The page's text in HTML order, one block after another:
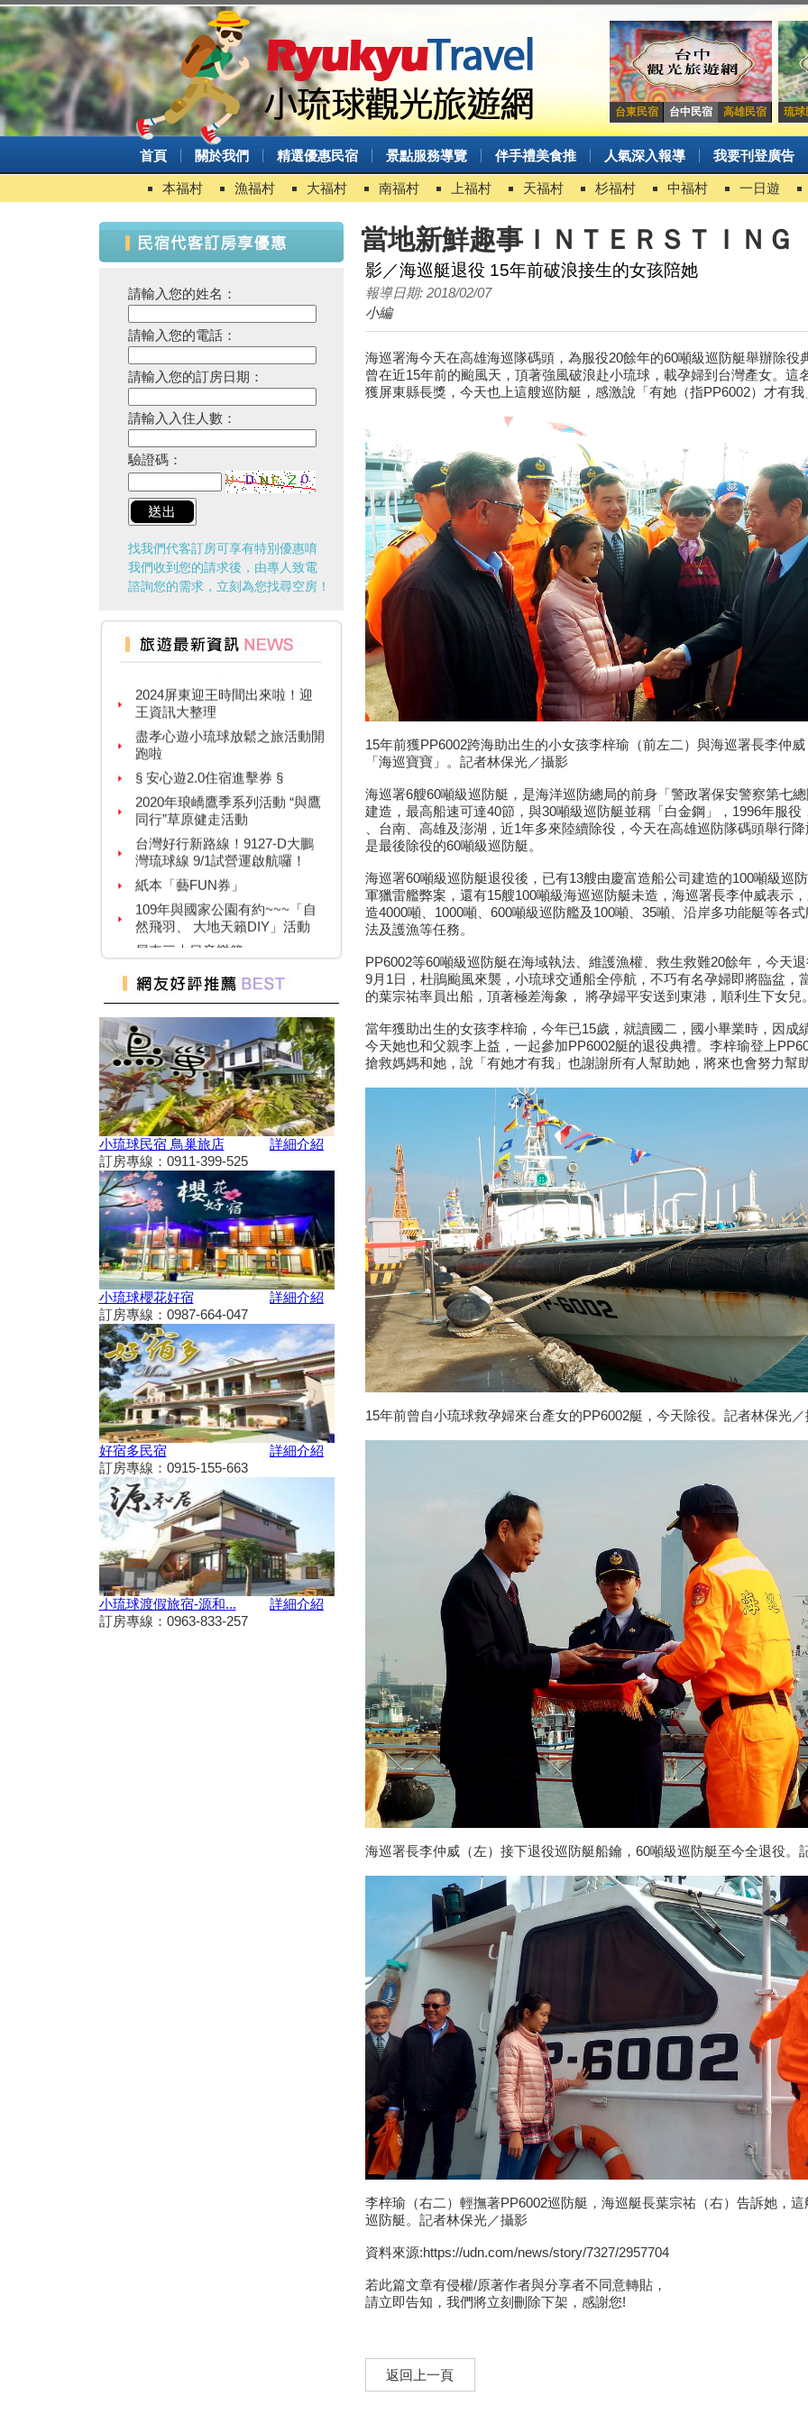
台東民宿 台中民宿 高雄民宿 琉球
首頁 關於我們 精選優惠民宿 景點服務導覽 伴手禮美食推 人氣深入報導 我要刊登廣告
本福村 漁福村 大福村 南福村 上福村 天福村 杉福村 中福村 一日遊
請輸入您的姓名：
請輸入您的電話：
請輸入您的訂房日期：
請輸入入住人數：
驗證碼：
找我們代客訂房可享有特別優惠唷
我們收到您的請求後，由專人致電
諮詢您的需求，立刻為您找尋空房！
量小禮物可以拿
王資訊大整理
盡孝心遊小琉球放鬆之旅活動開
跑啦
§ 安心遊2.0住宿進擊券 §
2020年琅嶠鷹季系列活動 “與鷹
同行”草原健走活動
台灣好行新路線！9127-D大鵬
灣琉球線 9/1試營運啟航囉！
紙本「藝FUN券」
109年與國家公園有約~~~「自
然飛羽、 大地天籟DIY」活動
屏東三大日音樂節~
2020大鵬灣帆船生活節
墾丁國家公園舉辦『潮向海洋玩
科學』活動
7/4-7/31東港吃冰趣 ice仲夏潮口
味【系列活動】
高鐵首推澎湖交通聯票 超夯小
琉球行程繼續賣
【墾丁後壁湖美食推薦】後壁湖
生魚片|邱家生魚片|傳說中的百
元生魚片|空運來台新鮮生魚片|
2019擴大國旅秋冬夜市抵用卷
優惠活動
2019擴大國旅秋冬住宿優惠活
動
秋冬擴大國旅補助離島加碼怎麼
用？老司機分享連續技
108年潮州賽神蝦暨小農市集活
動
單車騎遊聽風看海，體驗台灣燈
塔極點濱海小鎮風貌 一起Light
up Taiwan
Hi~枋寮有藝市
單車環島遊台灣國際入口網站
Taiwan on 2 Wheels
第四屆「小琉球愛龜淨灘接力
賽」活動，7/13小琉球龍蝦洞海
灘展開！
屏東大鵬灣賽車場今歇業 車友
依依不捨盼有人接手
大鵬灣水上趣 體驗造舟、迷你
鐵人
高鐵南延新增方案！交通部：這
兩案較有可行性
三代同遊國家公園 『墾丁仲夏
小琉球民宿 鳥巢旅店
詳細介紹
訂房專線：0911-399-525
小琉球櫻花好宿
詳細介紹
訂房專線：0987-664-047
好宿多民宿
詳細介紹
訂房專線：0915-155-663
小琉球渡假旅宿-源和...
詳細介紹
訂房專線：0963-833-257
當地新鮮趣事ＩＮＴＥＲＳＴＩＮＧ
影／海巡艇退役 15年前破浪接生的女孩陪她
報導日期: 2018/02/07
小編
海巡署海今天在高雄海巡隊碼頭，為服役20餘年的60噸級巡防艇舉辦除役
曾在近15年前的颱風天，頂著強風破浪赴小琉球，載孕婦到台灣產女。這
獲屏東縣長獎，今天也上這艘巡防艇，感激說「有她（指PP6002）才有我
15年前獲PP6002跨海助出生的小女孩李梓瑜（前左二）與海巡署長李仲
「海巡寶寶」。記者林保光／攝影
海巡署6艘60噸級巡防艇，是海洋巡防總局的前身「警政署保安警察第七
建造，最高船速可達40節，與30噸級巡防艇並稱「白金鋼」，1996年服
、台南、高雄及澎湖，近1年多來陸續除役，今天在高雄巡防隊碼頭舉行
是最後除役的60噸級巡防艇。
海巡署60噸級巡防艇退役後，已有13艘由慶富造船公司建造的100噸級巡
軍獵雷艦弊案，還有15艘100噸級海巡巡防艇未造，海巡署長李仲威表示
造4000噸、1000噸、600噸級巡防艦及100噸、35噸、沿岸多功能艇等各
法及護漁等任務。
PP6002等60噸級巡防艇在海域執法、維護漁權、救生救難20餘年，今天
9月1日，杜鵑颱風來襲，小琉球交通船全停航，不巧有名孕婦即將臨盆，
的葉宗祐率員出船，頂著極差海象， 將孕婦平安送到東港，順利生下女兒
當年獲助出生的女孩李梓瑜，今年已15歲，就讀國二，國小畢業時，因成
今天她也和父親李上益，一起參加PP6002艇的退役典禮。李梓瑜登上
搶救媽媽和她，說「有她才有我」也謝謝所有人幫助她，將來也會努力幫
15年前曾自小琉球救孕婦來台產女的PP6002艇，今天除役。記者林保光／
海巡署長李仲威（左）接下退役巡防艇船鑰，60噸級巡防艇至今全退役。
李梓瑜（右二）輕撫著PP6002巡防艇，海巡艇長葉宗祐（右）告訴她，
巡防艇。記者林保光／攝影
資料來源:https://udn.com/news/story/7327/2957704
若此篇文章有侵權/原著作者與分享者不同意轉貼，
請立即告知，我們將立刻刪除下架，感謝您!
返回上一頁